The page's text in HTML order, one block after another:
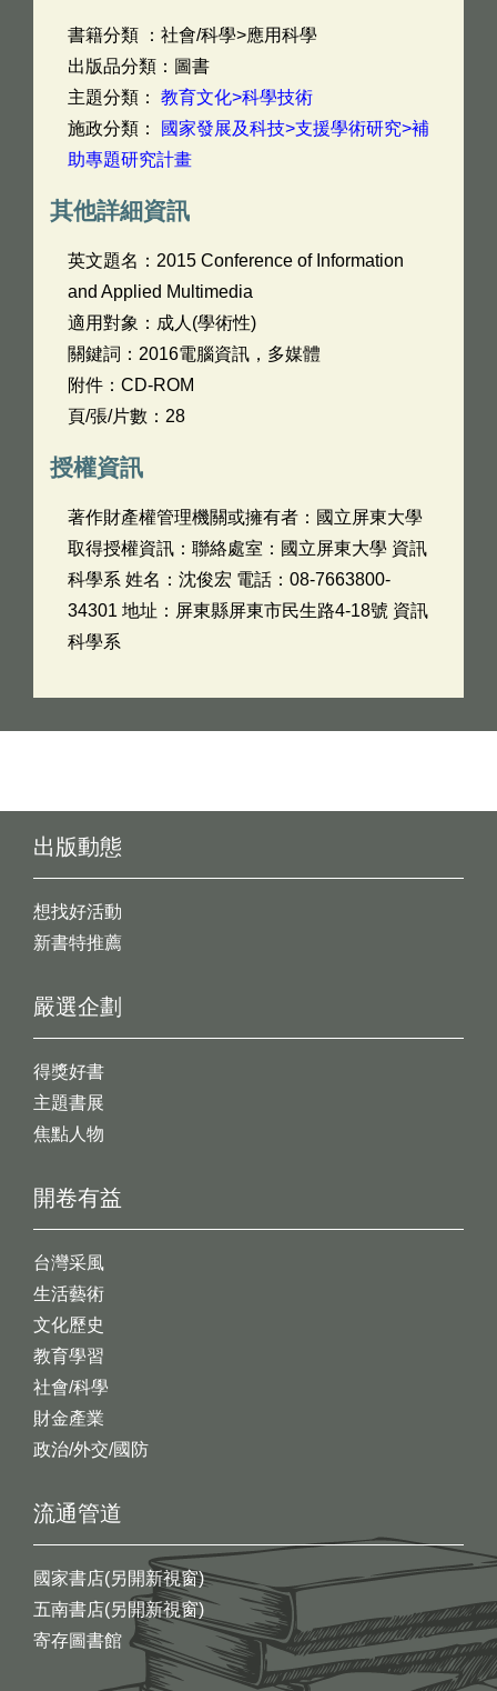
書籍分類 ：社會/科學>應用科學
出版品分類：圖書
主題分類： 教育文化>科學技術
施政分類：
國家發展及科技>支援學術研究>補
助專題研究計畫
其他詳細資訊
英文題名： 2015 Conference of Information
and Applied Multimedia
適用對象：成人(學術性)
關鍵詞：2016電腦資訊，多媒體
附件：CD-ROM
頁/張/片數：28
授權資訊
著作財產權管理機關或擁有者：國立屏東大學
取得授權資訊：聯絡處室：國立屏東大學 資訊
科學系 姓名：沈俊宏 電話：08-7663800-
34301 地址：屏東縣屏東市民生路4-18號 資訊
科學系
出版動態
想找好活動
新書特推薦
開卷有益
台灣采風
生活藝術
文化歷史
教育學習
社會/科學
財金產業
政治/外交/國防
嚴選企劃
得獎好書
主題書展
焦點人物
流通管道
國家書店(另開新視窗)
五南書店(另開新視窗)
寄存圖書館